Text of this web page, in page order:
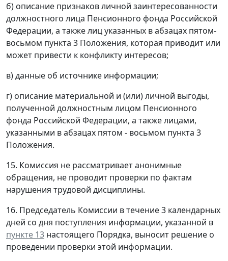
б) описание признаков личной заинтересованности
должностного лица Пенсионного фонда Российской
Федерации, а также лиц указанных в абзацах пятом-
восьмом пункта 3 Положения, которая приводит или
может привести к конфликту интересов;
в) данные об источнике информации;
г) описание материальной и (или) личной выгоды,
полученной должностным лицом Пенсионного
фонда Российской Федерации, а также лицами,
указанными в абзацах пятом - восьмом пункта 3
Положения.
15. Комиссия не рассматривает анонимные
обращения, не проводит проверки по фактам
нарушения трудовой дисциплины.
16. Председатель Комиссии в течение 3 календарных
дней со дня поступления информации, указанной в
пункте 13 настоящего Порядка, выносит решение о
проведении проверки этой информации.